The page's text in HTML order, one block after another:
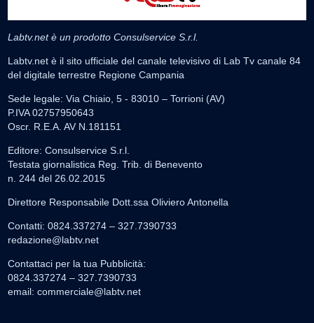
Labtv.net è un prodotto Consulservice S.r.l.
Labtv.net è il sito ufficiale del canale televisivo di Lab Tv canale 84
del digitale terrestre Regione Campania
Sede legale: Via Chiaio, 5 - 83010 – Torrioni (AV)
P.IVA 02757950643
Oscr. R.E.A. AV N.181151
Editore: Consulservice S.r.l.
Testata giornalistica Reg. Trib. di Benevento
n. 244 del 26.02.2015
Direttore Responsabile Dott.ssa Oliviero Antonella
Contatti: 0824.337274 – 327.7390733
redazione@labtv.net
Contattaci per la tua Pubblicità:
0824.337274 – 327.7390733
email: commerciale@labtv.net